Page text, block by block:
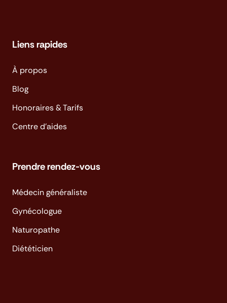
Liens rapides
À propos
Blog
Honoraires & Tarifs
Centre d'aides
Prendre rendez-vous
Médecin généraliste
Gynécologue
Naturopathe
Diététicien